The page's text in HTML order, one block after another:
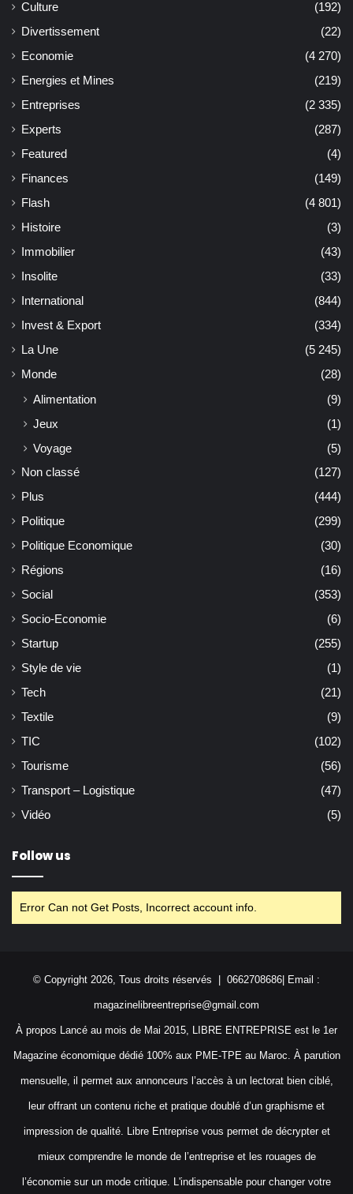
Culture
(192)
Divertissement
(22)
Economie
(4 270)
Energies et Mines
(219)
Entreprises
(2 335)
Experts
(287)
Featured
(4)
Finances
(149)
Flash
(4 801)
Histoire
(3)
Immobilier
(43)
Insolite
(33)
International
(844)
Invest & Export
(334)
La Une
(5 245)
Monde
(28)
Alimentation
(9)
Jeux
(1)
Voyage
(5)
Non classé
(127)
Plus
(444)
Politique
(299)
Politique Economique
(30)
Régions
(16)
Social
(353)
Socio-Economie
(6)
Startup
(255)
Style de vie
(1)
Tech
(21)
Textile
(9)
TIC
(102)
Tourisme
(56)
Transport – Logistique
(47)
Vidéo
(5)
Follow us
Error Can not Get Posts, Incorrect account info.
© Copyright 2026, Tous droits réservés | 0662708686| Email :
magazinelibreentreprise@gmail.com
À propos Lancé au mois de Mai 2015, LIBRE ENTREPRISE est le 1er
Magazine économique dédié 100% aux PME-TPE au Maroc. À parution
mensuelle, il permet aux annonceurs l’accès à un lectorat bien ciblé,
leur offrant un contenu riche et pratique doublé d’un graphisme et
impression de qualité. Libre Entreprise vous permet de décrypter et
mieux comprendre le monde de l’entreprise et les rouages de
l’économie sur un mode critique. L'indispensable pour changer votre